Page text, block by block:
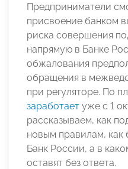
Предприниматели
присвоение банком
риска совершения
напрямую в Банке
обжалования
обращения в
при регуляторе. По
заработает уже с 1
рассказываем, как
новым правилам, как
Банк России, а в
оставят без ответа.